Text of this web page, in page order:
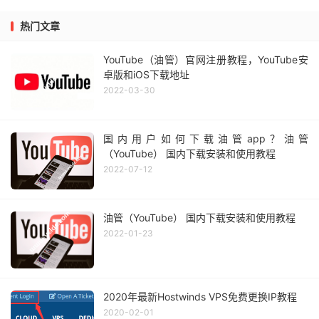
热门文章
YouTube（油管）官网注册教程，YouTube安
卓版和iOS下载地址
2022-03-30
国内用户如何下载油管app？油管
（YouTube） 国内下载安装和使用教程
2022-07-12
油管（YouTube） 国内下载安装和使用教程
2022-01-23
2020年最新Hostwinds VPS免费更换IP教程
2020-02-01